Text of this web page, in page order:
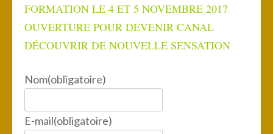
FORMATION LE 4 ET 5 NOVEMBRE 2017
OUVERTURE POUR DEVENIR CANAL
DÉCOUVRIR DE NOUVELLE SENSATION
Nom(obligatoire)
E-mail(obligatoire)